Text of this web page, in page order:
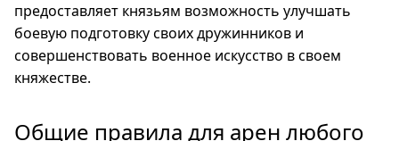
предоставляет князьям возможность улучшать
боевую подготовку своих дружинников и
совершенствовать военное искусство в своем
княжестве.
Общие правила для арен любого